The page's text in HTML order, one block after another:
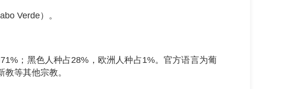
Verde）。
；黑色人种占28%，欧洲人种占1%。官方语言为葡
等其他宗教。